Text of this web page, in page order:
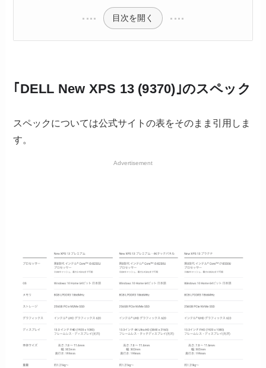
目次を開く
｢DELL New XPS 13 (9370)｣のスペック
スペックについては公式サイトの表をそのまま引用しま
す。
Advertisement